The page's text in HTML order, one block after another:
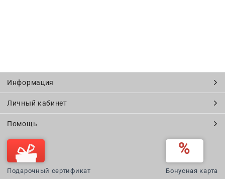
Информация
Личный кабинет
Помощь
Подарочный сертификат Бонусная карта